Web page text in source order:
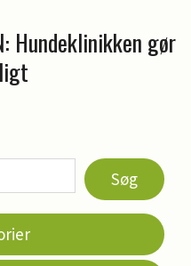
Hundeklinikken gør
Søg